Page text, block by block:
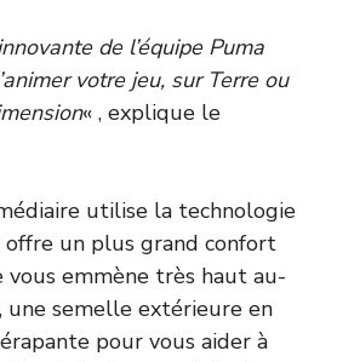
de l’équipe Puma
votre jeu, sur Terre ou
« , explique le
utilise la technologie
un plus grand confort
vous emmène très haut au-
une semelle extérieure en
pour vous aider à